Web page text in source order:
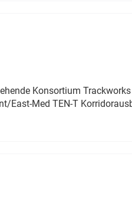
Konsortium
East-Med TEN-T